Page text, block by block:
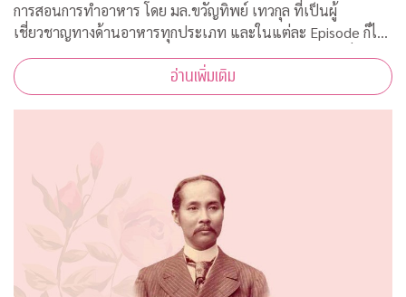
การสอนการทำอาหาร โดย มล.ขวัญทิพย์ เทวกุล ที่เป็นผู้
เชี่ยวชาญทางด้านอาหารทุกประเภท และในแต่ละ Episode ก็ได้
รับความร่วมมือจากคณาจารย์ ผู้ทรงคุณวุฒิ จากคณะต่างๆ ที่มาให้
ความรู้ ตามหลักวิชาการอีกด้วยอ่านเพิ่มเติม